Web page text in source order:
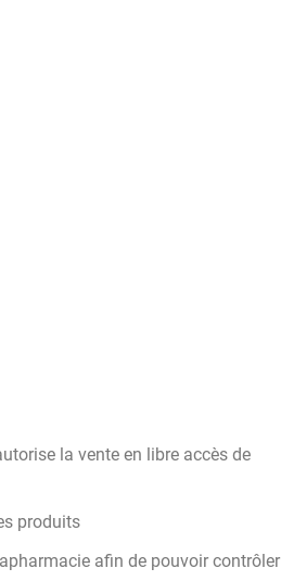
la vente en libre accès de
produits
afin de pouvoir contrôler